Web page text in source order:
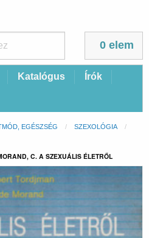
0 elem
Katalógus Írók
EGÉSZSÉG
SZEXOLÓGIA
C. A SZEXUÁLIS ÉLETRŐL